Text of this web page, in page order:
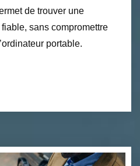
de trouver une
sans compromettre
portable.